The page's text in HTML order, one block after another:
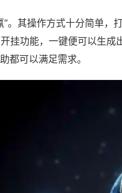
。其操作方式十分简单，
挂功能，一键便可以生成
都可以满足需求。